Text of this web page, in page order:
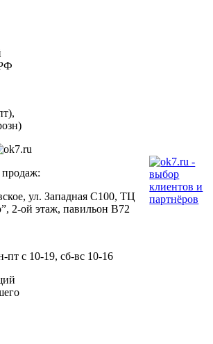
ул. Западная С100, ТЦ
2-ой этаж, павильон В72
пт с 10-19, сб-вс 10-16